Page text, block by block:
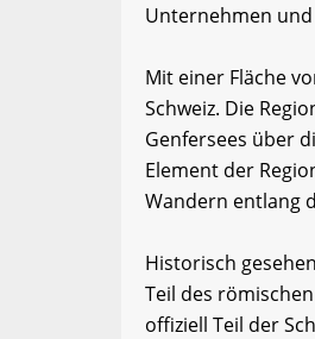
Unternehmen
Mit einer Fläche
Schweiz. Die
Genfersees über
Element der
Wandern entlang
Historisch
Teil des
offiziell Teil der